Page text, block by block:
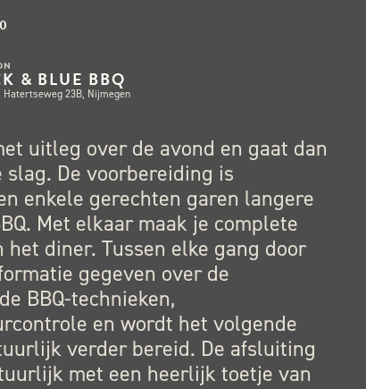
& BLUE BBQ
Hatertseweg 23B, Nijmegen
uitleg over de avond en gaat dan
slag. De voorbereiding is
enkele gerechten garen langere
Met elkaar maak je complete
het diner. Tussen elke gang door
gegeven over de
BBQ-technieken,
en wordt het volgende
verder bereid. De afsluiting
met een heerlijk toetje van